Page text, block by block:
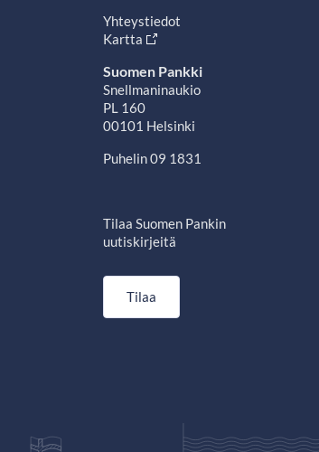
Yhteystiedot
Kartta
Suomen Pankki
Snellmaninaukio
PL 160
00101 Helsinki
Puhelin 09 1831
Tilaa Suomen Pankin
uutiskirjeitä
Tilaa